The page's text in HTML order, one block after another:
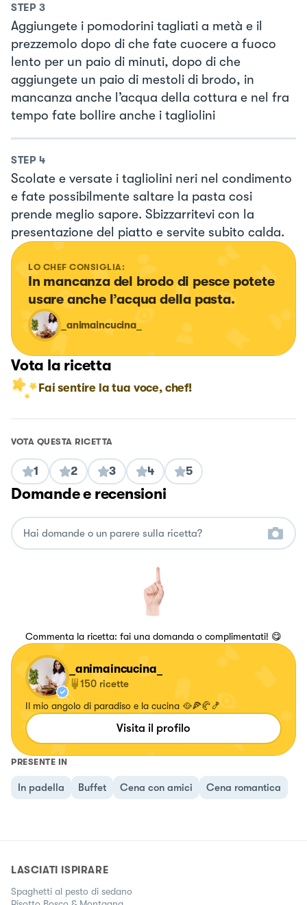
STEP 3
Aggiungete i pomodorini tagliati a metà e il
prezzemolo dopo di che fate cuocere a fuoco
lento per un paio di minuti, dopo di che
aggiungete un paio di mestoli di brodo, in
mancanza anche l’acqua della cottura e nel fra
tempo fate bollire anche i tagliolini
STEP 4
Scolate e versate i tagliolini neri nel condimento
e fate possibilmente saltare la pasta cosi
prende meglio sapore. Sbizzarritevi con la
presentazione del piatto e servite subito calda.
LO CHEF CONSIGLIA:
In mancanza del brodo di pesce potete
usare anche l’acqua della pasta.
_animaincucina_
Vota la ricetta
Fai sentire la tua voce, chef!
VOTA QUESTA RICETTA
1 2 3 4 5
Domande e recensioni
Commenta la ricetta: fai una domanda o complimentati! 😋
_animaincucina_
150 ricette
Il mio angolo di paradiso e la cucina 🥘🍕🥐🍤
Visita il profilo
PRESENTE IN
In padella Buffet Cena con amici Cena romantica
LASCIATI ISPIRARE
Spaghetti al pesto di sedano